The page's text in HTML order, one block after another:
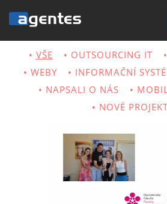
VŠE OUTSOURCING IT
WEBY
INFORMAČNÍ
NAPSALI O NÁS
NOVÉ